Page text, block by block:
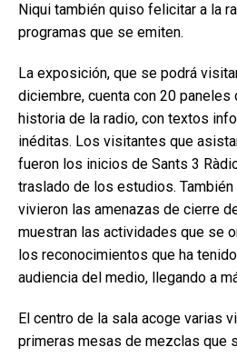
Niqui también quiso felicitar a la
programas que se emiten.
La exposición, que se podrá
diciembre, cuenta con 20
historia de la radio, con textos
inéditas. Los visitantes que
fueron los inicios de Sants 3
traslado de los estudios.
vivieron las amenazas de cierre
muestran las actividades que se
los reconocimientos que ha
audiencia del medio, llegando a
El centro de la sala acoge varias
primeras mesas de mezclas que